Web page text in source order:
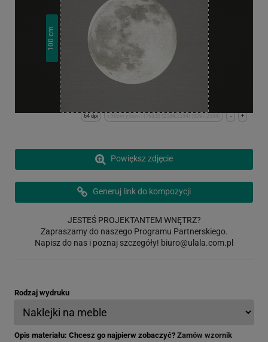
100
cm
+
-
x:30cm y:0cm | (763,0) (2534,2534) (3297,2534)
64 dpi
Powiększ zdjęcie
Generuj link do kompozycji
JESTEŚ PROJEKTANTEM WNĘTRZ?
Zapraszamy do naszego Programu Partnerskiego.
Napisz do nas i poznaj szczegóły! biuro@ulala.com.pl
Rodzaj wydruku
Opis materiału: Chcesz go najpierw zobaczyć? Zamów wzornik